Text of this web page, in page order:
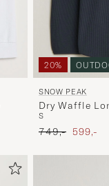
20%
SNOW PEAK
Dry Waffle
S
Ordinary pris
749,- Nedsat
599,-